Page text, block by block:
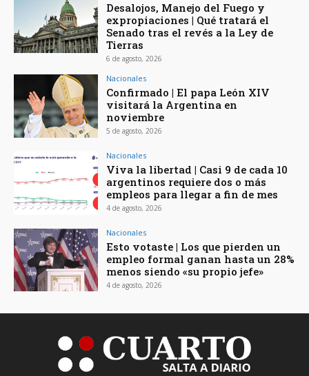
Desalojos, Manejo del Fuego y
expropiaciones | Qué tratará el
Senado tras el revés a la Ley de
Tierras
6 de agosto, 2026
Nacionales
Confirmado | El papa León XIV
visitará la Argentina en
noviembre
5 de agosto, 2026
Nacionales
Viva la libertad | Casi 9 de cada 10
argentinos requiere dos o más
empleos para llegar a fin de mes
4 de agosto, 2026
Nacionales
Esto votaste | Los que pierden un
empleo formal ganan hasta un 28%
menos siendo «su propio jefe»
4 de agosto, 2026